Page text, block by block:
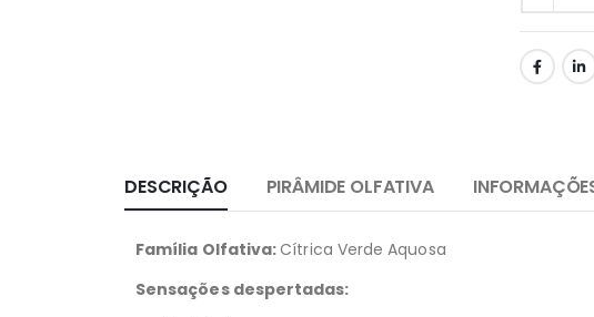
DESCRIÇÃO PIRÂMIDE OLFATIVA
Família Olfativa:Cítrica Verde Aquosa
Sensações despertadas: